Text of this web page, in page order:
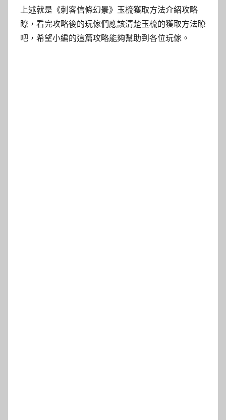
上述就是《刺客信條幻景》玉梳獲取方法介紹攻略
瞭，看完攻略後的玩傢們應該清楚玉梳的獲取方法瞭
吧，希望小編的這篇攻略能夠幫助到各位玩傢。